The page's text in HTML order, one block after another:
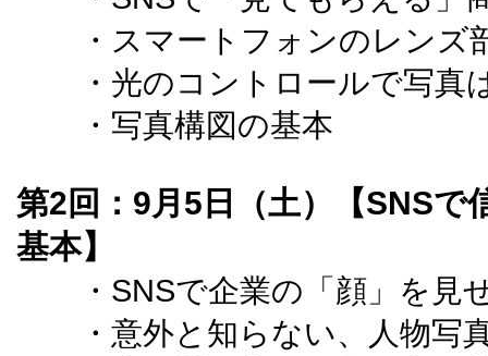
・スマートフォンのレンズ
・光のコントロールで写真
・写真構図の基本
第2回：9月5日（土）【SNSで
基本】
・SNSで企業の「顔」を見
・意外と知らない、人物写